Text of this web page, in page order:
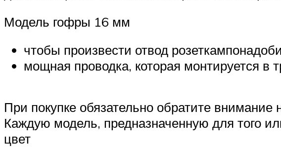
Модель гофры 16 мм
чтобы произвести отвод
мощная проводка, которая монтируется в
При покупке обязательно обратите внимание
Каждую модель, предназначенную для того
цвет